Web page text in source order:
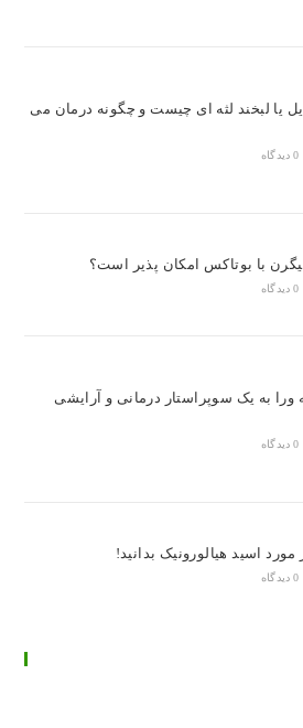
یا لبخند لثه ای چیست و چگونه درمان می
0 دیدگاه
میگرن با بوتاکس امکان پذیر است؟
0 دیدگاه
ورا به یک سوپراستار درمانی و آرایشی
0 دیدگاه
مورد اسید هیالورونیک بدانید!
0 دیدگاه